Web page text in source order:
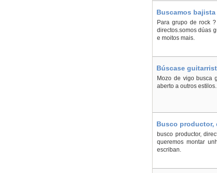
Buscamos
Para grupo de rock
directos.somos dúas
e moitos mais.
Búscase
Mozo de vigo busca
aberto a outros
Busco productor,
Pontevedra
busco productor,
queremos montar
escriban.